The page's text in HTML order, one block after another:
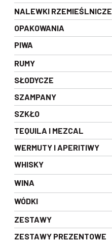
NALEWKI RZEMIEŚLNICZE
OPAKOWANIA
PIWA
RUMY
SŁODYCZE
SZAMPANY
SZKŁO
TEQUILA I MEZCAL
WERMUTY I APERITIWY
WHISKY
WINA
WÓDKI
ZESTAWY
ZESTAWY PREZENTOWE